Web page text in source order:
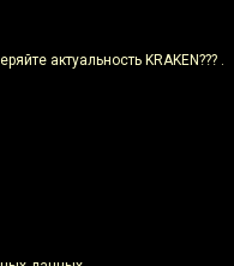
актуальность KRAKEN??? .